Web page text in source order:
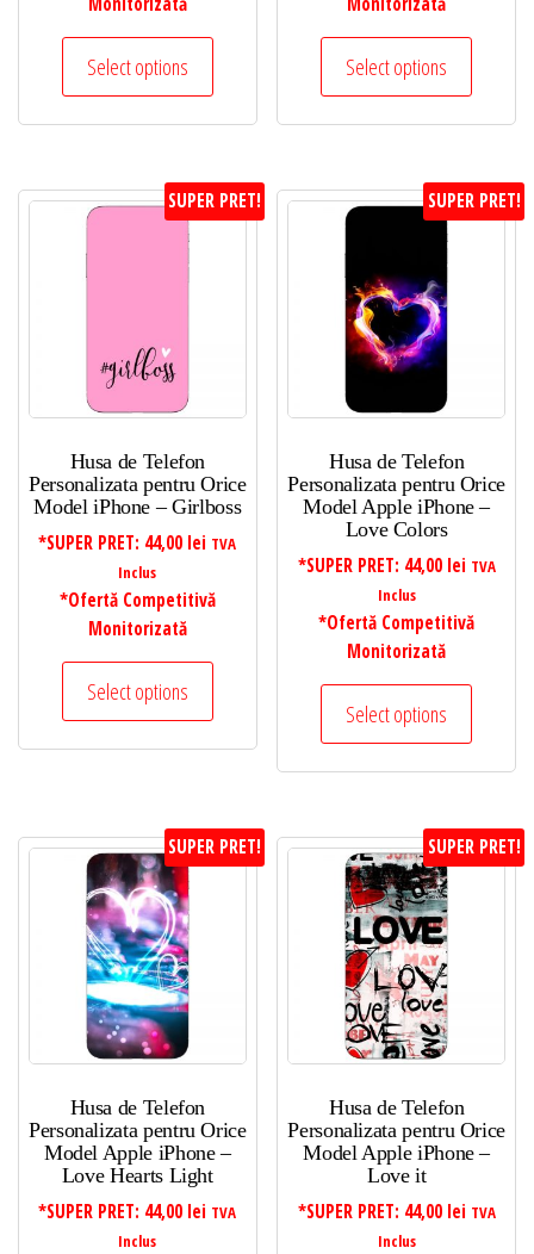
Select options Select options
SUPER PRET!
Husa de Telefon
Personalizata pentru Orice
Model iPhone – Girlboss
*SUPER PRET: 44,00 lei TVA
Inclus
*Ofertă Competitivă
Monitorizată
Select options
SUPER PRET!
Husa de Telefon
Personalizata pentru Orice
Model Apple iPhone –
Love Colors
*SUPER PRET: 44,00 lei TVA
Inclus
*Ofertă Competitivă
Monitorizată
Select options
SUPER PRET!
Husa de Telefon
Personalizata pentru Orice
Model Apple iPhone –
Love Hearts Light
*SUPER PRET: 44,00 lei TVA
Inclus
SUPER PRET!
Husa de Telefon
Personalizata pentru Orice
Model Apple iPhone –
Love it
*SUPER PRET: 44,00 lei TVA
Inclus